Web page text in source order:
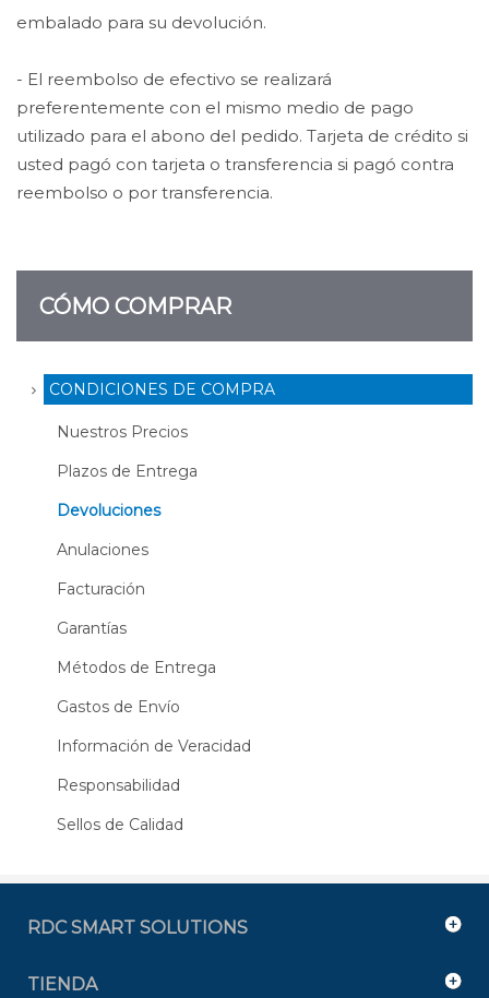
embalado para su devolución.
- El reembolso de efectivo se realizará
preferentemente con el mismo medio de pago
utilizado para el abono del pedido. Tarjeta de crédito si
usted pagó con tarjeta o transferencia si pagó contra
reembolso o por transferencia.
CÓMO COMPRAR
CONDICIONES DE COMPRA
Nuestros Precios
Plazos de Entrega
Devoluciones
Anulaciones
Facturación
Garantías
Métodos de Entrega
Gastos de Envío
Información de Veracidad
Responsabilidad
Sellos de Calidad
RDC SMART SOLUTIONS
TIENDA